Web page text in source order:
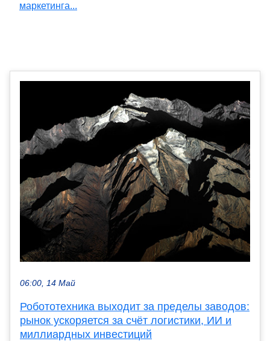
маркетинга...
06:00, 14 Май
Робототехника выходит за пределы заводов:
рынок ускоряется за счёт логистики, ИИ и
миллиардных инвестиций